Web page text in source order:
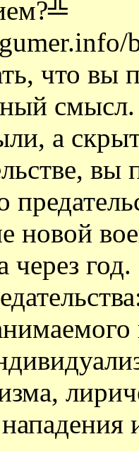
что вы
а
новой
через